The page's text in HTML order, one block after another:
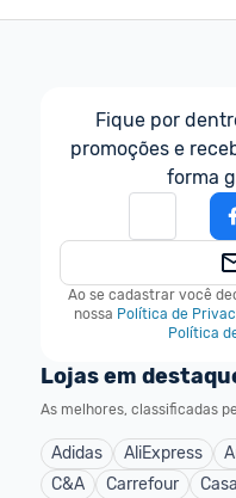
Fique por
promoções e
forma
Ao se cadastrar você
nossa Política de
Política
Lojas em
As melhores, classificadas
Adidas AliExpress
C&A
Carrefour